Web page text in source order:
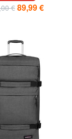
€ 89,99 €